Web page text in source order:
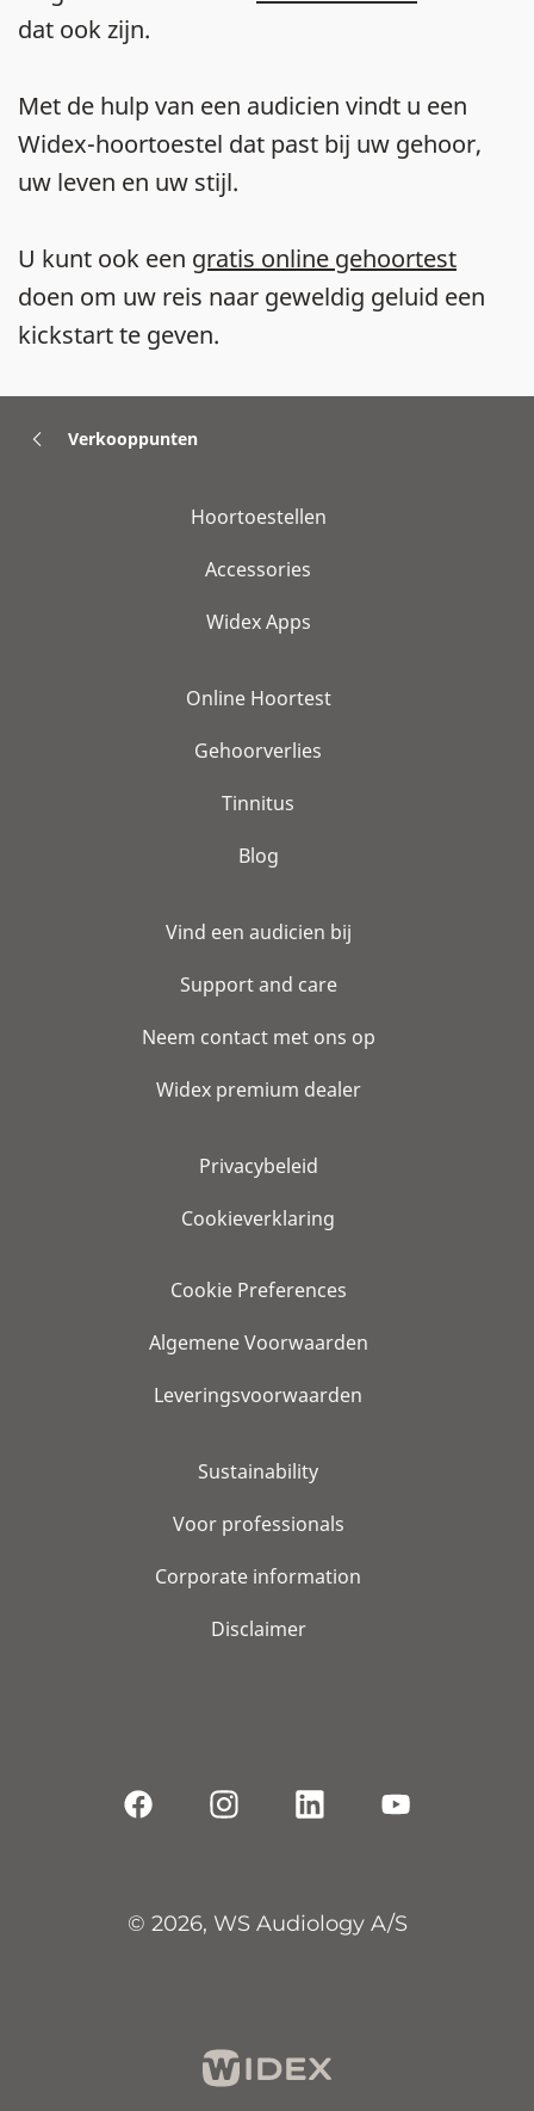
dat ook zijn.
Met de hulp van een audicien vindt u een
Widex-hoortoestel dat past bij uw gehoor,
uw leven en uw stijl.
U kunt ook een gratis online gehoortest
doen om uw reis naar geweldig geluid een
kickstart te geven.
Verkooppunten
Hoortoestellen
Accessories
Widex Apps
Online Hoortest
Gehoorverlies
Tinnitus
Blog
Vind een audicien bij
Support and care
Neem contact met ons op
Widex premium dealer
Privacybeleid
Cookieverklaring
Cookie Preferences
Algemene Voorwaarden
Leveringsvoorwaarden
Sustainability
Voor professionals
Corporate information
Disclaimer
© 2026, WS Audiology A/S